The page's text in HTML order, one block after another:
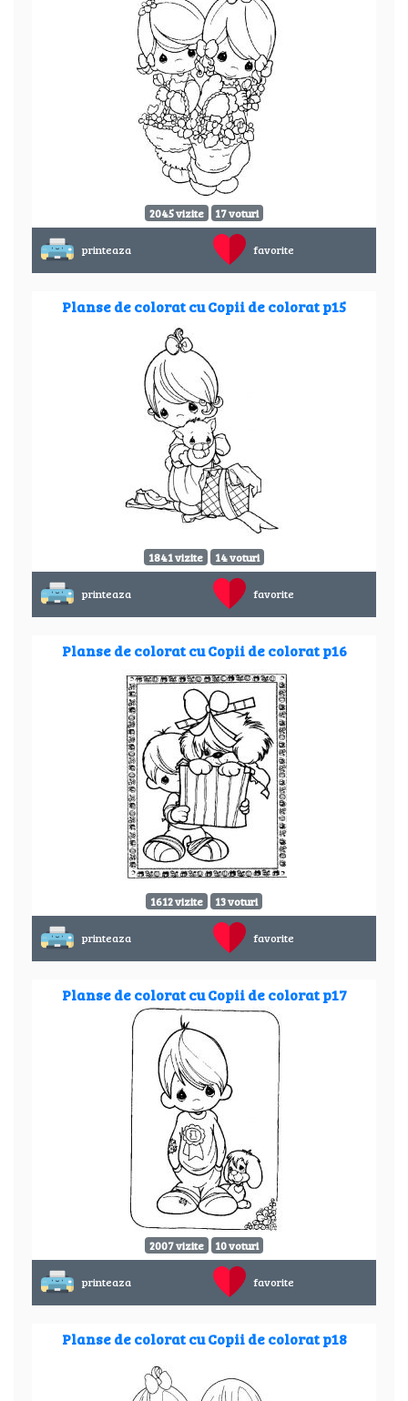
2045 vizite 17 voturi
printeaza favorite
Planse de colorat cu Copii de colorat p15
1841 vizite 14 voturi
printeaza favorite
Planse de colorat cu Copii de colorat p16
1612 vizite 13 voturi
printeaza favorite
Planse de colorat cu Copii de colorat p17
2007 vizite 10 voturi
printeaza favorite
Planse de colorat cu Copii de colorat p18